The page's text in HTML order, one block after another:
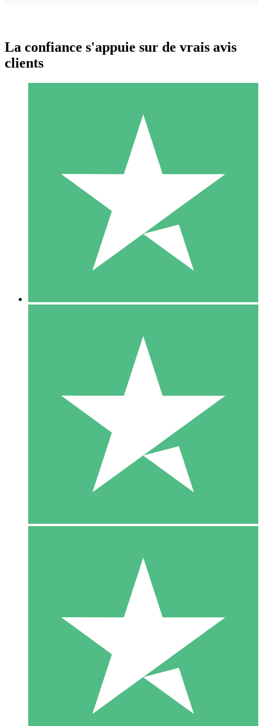
Packs de Crédits Individuels
Payez à l'utilisation avec des crédits de téléchargement. Sans
1 Téléchargement
10 00
10 Téléchargements
20 00
La confiance s'appuie sur de vrais avis
clients